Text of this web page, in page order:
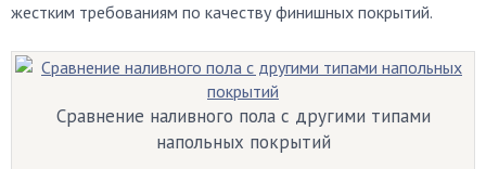
жестким требованиям по качеству финишных покрытий.
Сравнение наливного пола с другими типами
напольных покрытий